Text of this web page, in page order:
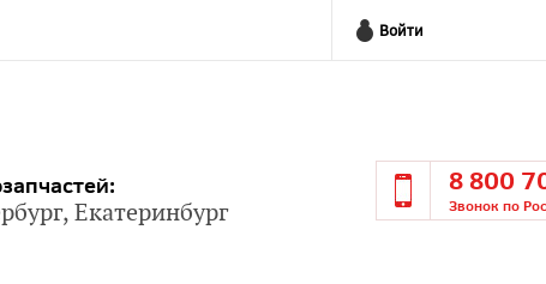
Войти
Екатеринбург
8 800
Звонок по